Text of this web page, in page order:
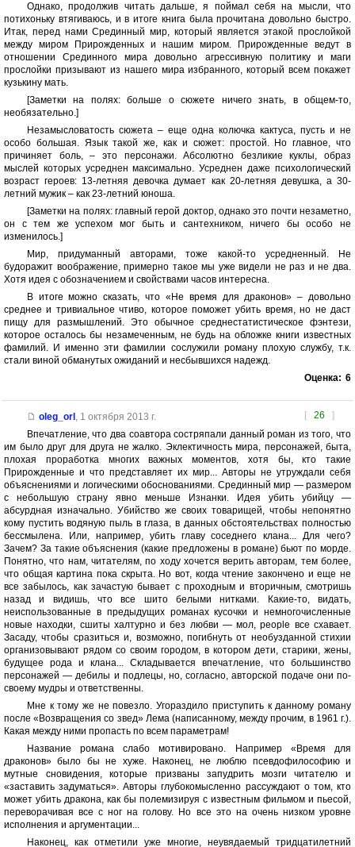
Однако, продолжив читать дальше, я поймал себя на мысли, что
потихоньку втягиваюсь, и в итоге книга была прочитана довольно быстро.
Итак, перед нами Срединный мир, который является этакой прослойкой
между миром Прирожденных и нашим миром. Прирожденные ведут в
отношении Срединного мира довольно агрессивную политику и маги
прослойки призывают из нашего мира избранного, который всем покажет
кузькину мать.
[Заметки на полях: больше о сюжете ничего знать, в общем-то,
необязательно.]
Незамысловатость сюжета – еще одна колючка кактуса, пусть и не
особо большая. Язык такой же, как и сюжет: простой. Но главное, что
причиняет боль, – это персонажи. Абсолютно безликие куклы, образ
мыслей которых усреднен максимально. Усреднен даже психологический
возраст героев: 13-летняя девочка думает как 20-летняя девушка, а 30-
летний мужик – как 23-летний юноша.
[Заметки на полях: главный герой доктор, однако это почти незаметно,
он с тем же успехом мог быть и сантехником, ничего бы особо не
изменилось.]
Мир, придуманный авторами, тоже какой-то усредненный. Не
будоражит воображение, примерно такое мы уже видели не раз и не два.
Хотя идея с обозначением и свойствами часов интересна.
В итоге можно сказать, что «Не время для драконов» – довольно
среднее и тривиальное чтиво, которое поможет убить время, но не даст
пищу для размышлений. Это обычное среднестатистическое фэнтези,
которое осталось бы незамеченным, не будь на обложке книги известных
фамилий. И именно эти фамилии сослужили роману плохую службу, т.к.
стали виной обманутых ожиданий и несбывшихся надежд.
Оценка: 6
[ 26 ]
oleg_orl , 1 октября 2013 г.
Впечатление, что два соавтора состряпали данный роман из того, что
им было друг для друга не жалко. Эклектичность мира, персонажей, быта,
плохая проработка многих важных моментов, хотя бы, кто такие
Прирожденные и что представляет их мир... Авторы не утруждали себя
объяснениями и логическими обоснованиями. Срединный мир — размером
с небольшую страну явно меньше Изнанки. Идея убить убийцу —
абсурдная изначально. Убийство же своих товарищей, чтобы непонятно
кому пустить водяную пыль в глаза, в данных обстоятельствах полностью
бессмылена. Или, например, убить главу соседнего клана... Для чего?
Зачем? За такие объяснения (какие предложены в романе) бьют по морде.
Понятно, что нам, читателям, по ходу хочется верить авторам, тем более,
что общая картина пока скрыта. Но вот, когда чтение закончено и еще не
все забылось, как зачастую бывает с проходным и вторичным, смотришь
назад и видишь, что все шито белыми нитками. Какие-то, видать,
неиспользованные в предыдущих романах кусочки и немногочисленные
новые находки, сшиты халтурно и без любви — мол, people все схавает.
Засаду, чтобы сразиться и, возможно, погибнуть от необузданной стихии
организовывают рядом со своим городом, в котором дети, старики, жены,
будущее рода и клана... Складывается впечатление, что большинство
персонажей — дебилы и подлецы, но, согласно, авторской подаче они по-
своему мудры и ответственны.
Мне к тому же не повезло. Угораздило приступить к данному роману
после «Возвращения со звед» Лема (написанному, между прочим, в 1961 г.).
Какая между ними пропасть по всем параметрам!
Название романа слабо мотивировано. Например «Время для
драконов» было бы не хуже. Наконец, не люблю псевдофилософию и
мутные сновидения, которые призваны запудрить мозги читателю и
«заставить задуматься». Авторы глубокомысленно рассуждают о том, кто
может убить дракона, как бы полемизируя с известным фильмом и пьесой,
переворачивая все с ног на голову. Но все это на очень низком уровне
исполнения и аргументации...
Наконец, как отметили уже многие, неувядаемый тридцатилетний